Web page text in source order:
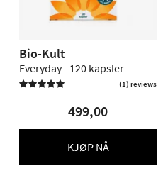
Bio-Kult
Everyday - 120 kapsler
 (1) reviews
499,00
KJØP NÅ